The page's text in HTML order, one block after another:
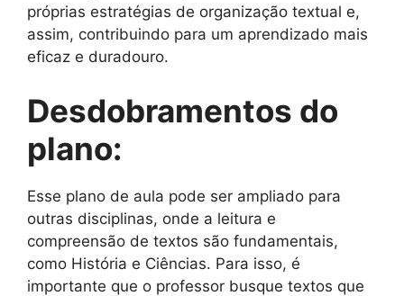
próprias estratégias de organização textual e,
assim, contribuindo para um aprendizado mais
eficaz e duradouro.
Desdobramentos do
plano:
Esse plano de aula pode ser ampliado para
outras disciplinas, onde a leitura e
compreensão de textos são fundamentais,
como História e Ciências. Para isso, é
importante que o professor busque textos que